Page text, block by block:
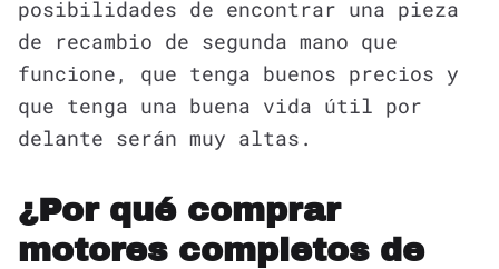
posibilidades de encontrar una pieza
de recambio de segunda mano que
funcione, que tenga buenos precios y
que tenga una buena vida útil por
delante serán muy altas.
¿Por qué comprar
motores completos de